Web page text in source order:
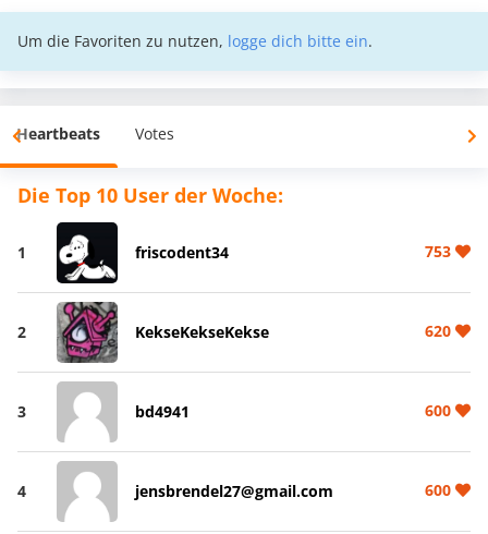
Um die Favoriten zu nutzen, logge dich bitte ein.
Heartbeats Votes
Die Top 10 User der Woche:
1 friscodent34 753
2 KekseKekseKekse 620
3 bd4941 600
4 jensbrendel27@gmail.com 600